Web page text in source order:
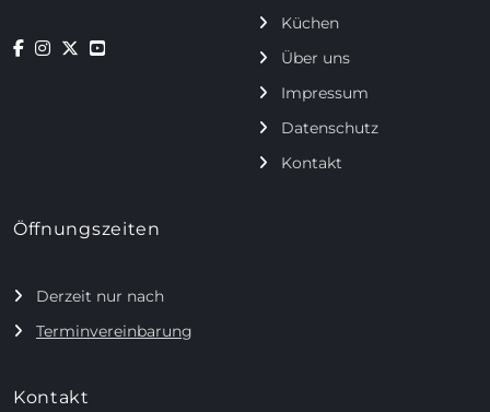
Küchen
Über uns
Impressum
Datenschutz
Kontakt
Öffnungszeiten
Derzeit nur nach
Terminvereinbarung
Kontakt